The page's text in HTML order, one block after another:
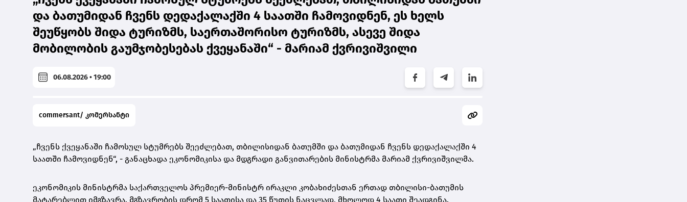
და ბათუმიდან ჩვენს დედაქალაქში 4 საათში ჩამოვიდნენ, ეს ხელს
შეუწყობს შიდა ტურიზმს, საერთაშორისო ტურიზმს, ასევე შიდა
მობილობის გაუმჯობესებას ქვეყანაში“ - მარიამ ქვრივიშვილი
06.08.2026 • 19:00
commersant/ კომერსანტი
„ჩვენს ქვეყანაში ჩამოსულ სტუმრებს შეეძლებათ, თბილისიდან ბათუმში და ბათუმიდან ჩვენს დედაქალაქში 4
საათში ჩამოვიდნენ“, - განაცხადა ეკონომიკისა და მდგრადი განვითარების მინისტრმა მარიამ ქვრივიშვილმა.
ეკონომიკის მინისტრმა საქართველოს პრემიერ-მინისტრ ირაკლი კობახიძესთან ერთად თბილისი-ბათუმის
მატარებლით იმგზავრა. მგზავრობის დრომ 5 საათისა და 35 წუთის ნაცვლად, მხოლოდ 4 საათი შეადგინა.